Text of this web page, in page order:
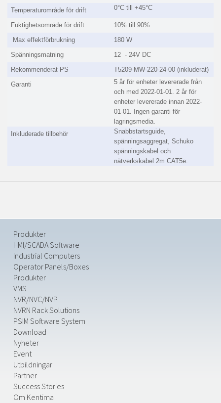
Temperaturområde för drift 0°C till +45°C
Fuktighetsområde för drift
10% till 90%
Max effektförbrukning
180 W
Spänningsmatning
12 - 24V DC
Rekommenderat PS
T5209-MW-220-24-00 (inkluderat)
Garanti
5 år för enheter levererade från
och med 2022-01-01. 2 år för
enheter levererade innan 2022-
01-01. Ingen garanti för
lagringsmedia.
Inkluderade tillbehör
Snabbstartsguide,
spänningsaggregat, Schuko
spänningskabel och
nätverkskabel 2m CAT5e.
Produkter
HMI/SCADA Software
Industrial Computers
Operator Panels/Boxes
Produkter
VMS
NVR/NVC/NVP
NVRN Rack Solutions
PSIM Software System
Download
Nyheter
Event
Utbildningar
Partner
Success Stories
Om Kentima